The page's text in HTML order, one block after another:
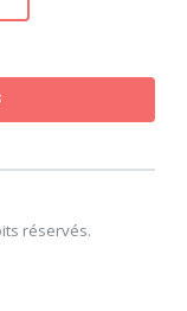
réservés.